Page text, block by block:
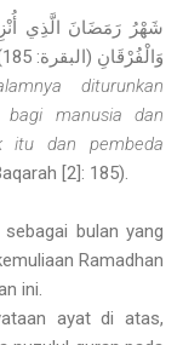
شَهْرُ رَمَضَانَ الَّذِي
وَالْفُرْقَانِ (البقرة: 185)
diturunkan
bagi manusia dan
itu dan pembeda
[2]: 185).
bulan yang
Ramadhan
ini.
ayat di atas,